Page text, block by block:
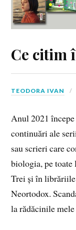
Ce citim
TEODORA IVAN
Anul 2021
continuări ale
sau scrieri care
biologia, pe
Trei și în
Neortodox.
la rădăcinile